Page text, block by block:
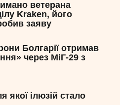
ветерана
Kraken, його
заяву
Болгарії отримав
через МіГ-29 з
якої ілюзій стало